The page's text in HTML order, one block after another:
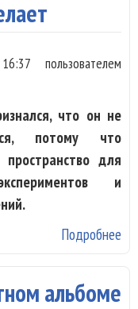
пользователем
что он не
потому что
для
и
Подробнее
альбоме